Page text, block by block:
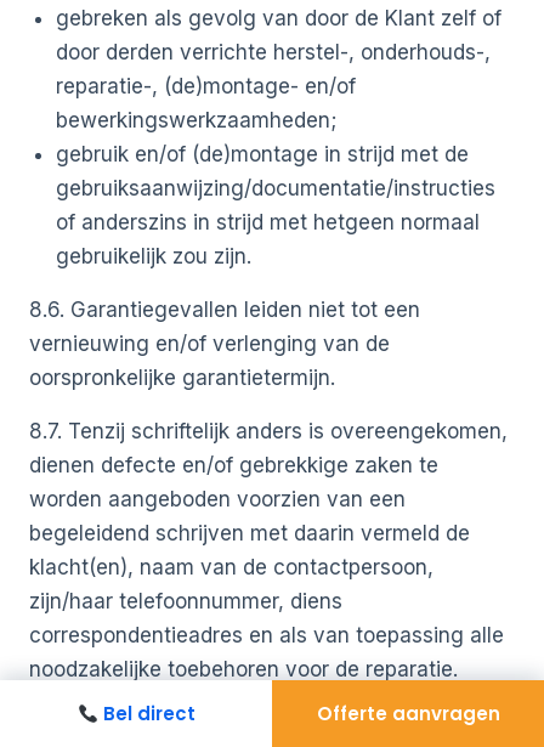
gebreken als gevolg van door de Klant zelf of
door derden verrichte herstel-, onderhouds-,
reparatie-, (de)montage- en/of
bewerkingswerkzaamheden;
gebruik en/of (de)montage in strijd met de
gebruiksaanwijzing/documentatie/instructies
of anderszins in strijd met hetgeen normaal
gebruikelijk zou zijn.
8.6. Garantiegevallen leiden niet tot een
vernieuwing en/of verlenging van de
oorspronkelijke garantietermijn.
8.7. Tenzij schriftelijk anders is overeengekomen,
dienen defecte en/of gebrekkige zaken te
worden aangeboden voorzien van een
begeleidend schrijven met daarin vermeld de
klacht(en), naam van de contactpersoon,
zijn/haar telefoonnummer, diens
correspondentieadres en als van toepassing alle
noodzakelijke toebehoren voor de reparatie.
Indien de zaken binnen de garantieperiode
Bel direct Offerte aanvragen